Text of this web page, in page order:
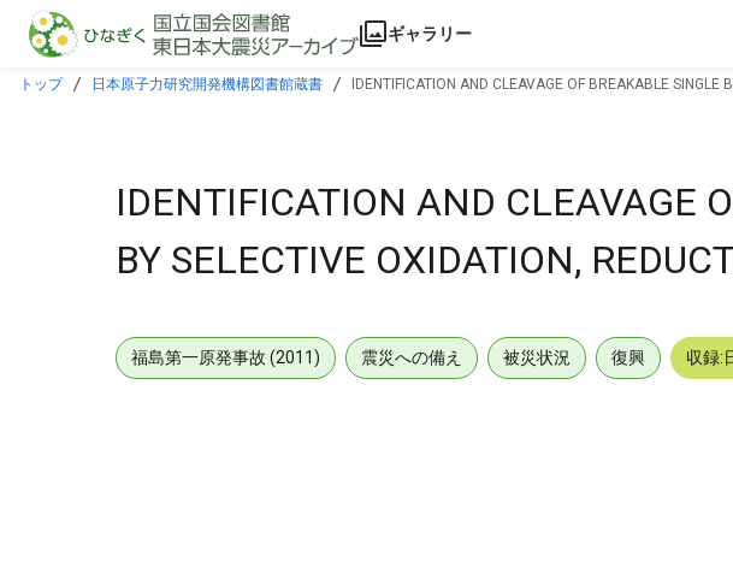
本文に飛ぶ
ギャラリー
トップ 日本原子力研究開発機構図書館蔵書 IDENTIFICATION AND CLEAVAGE OF BREAKABLE SINGLE
IDENTIFICATION AND CLEAVAGE
BY SELECTIVE OXIDATION,
福島第一原発事故 (2011) 震災への備え 被災状況 復興 収録: